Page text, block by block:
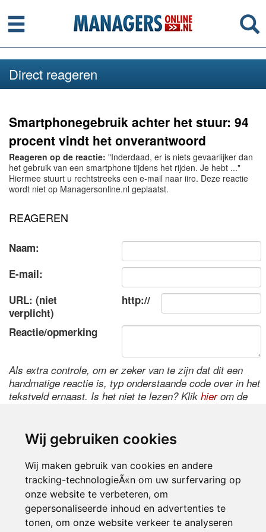
Wij gebruiken cookies
Wij maken gebruik van cookies en andere
tracking-technologieÃ«n om uw surfervaring op
onze website te verbeteren, om
gepersonaliseerde inhoud en advertenties te
tonen, om onze website verkeer te analyseren
Menu
Direct reageren
Smartphonegebruik achter het stuur: 94
procent vindt het onverantwoord
Reageren op de reactie: "Inderdaad, er is niets gevaarlijker dan
het gebruik van een smartphone tijdens het rijden. Je hebt ..."
Hiermee stuurt u rechtstreeks een e-mail naar iiro. Deze reactie
wordt niet op Managersonline.nl geplaatst.
REAGEREN
Naam:
E-mail:
URL: (niet
verplicht)
http://
Reactie/opmerking
Als extra controle, om er zeker van te zijn dat dit een
handmatige reactie is, typ onderstaande code over in het
tekstveld ernaast. Is het niet te lezen? Klik hierom de